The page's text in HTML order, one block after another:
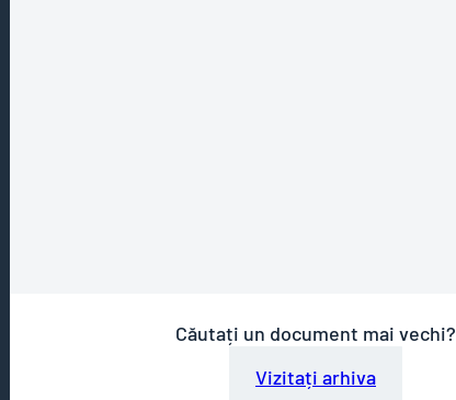
Căutați un document mai vechi?
Vizitați arhiva